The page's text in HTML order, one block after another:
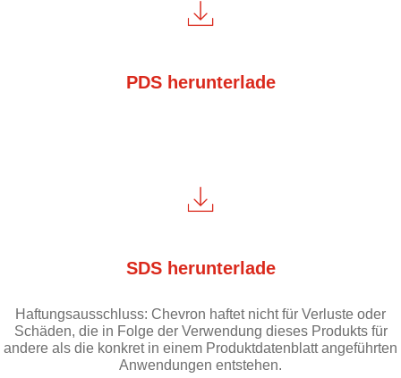
PDS herunterlade
SDS herunterlade
Haftungsausschluss: Chevron haftet nicht für Verluste oder
Schäden, die in Folge der Verwendung dieses Produkts für
andere als die konkret in einem Produktdatenblatt angeführten
Anwendungen entstehen.